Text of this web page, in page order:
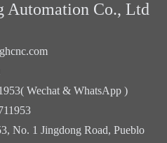
Automation Co., Ltd
Wechat & WhatsApp )
No. 1 Jingdong Road, Pueblo